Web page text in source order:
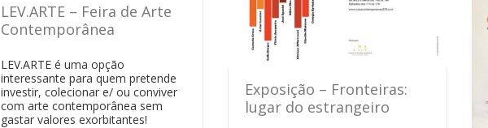
LEV.ARTE – Feira de Arte
Contemporânea
LEV.ARTE é uma opção
interessante para quem pretende
investir, colecionar e/ ou conviver
com arte contemporânea sem
gastar valores exorbitantes!
Exposição – Fronteiras:
lugar do estrangeiro